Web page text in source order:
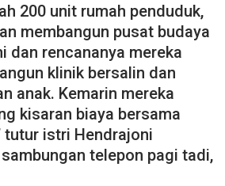
200 unit rumah penduduk,
membangun pusat budaya
dan rencananya mereka
klinik bersalin dan
anak. Kemarin mereka
kisaran biaya bersama
tutur istri Hendrajoni
telepon pagi tadi,